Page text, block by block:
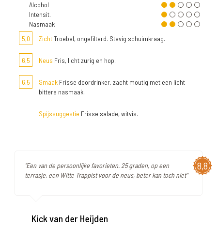
Alcohol
Intensit.
Nasmaak
5,0
ZichtTroebel, ongefilterd. Stevig schuimkraag.
6,5 Neus Fris, licht zurig en hop.
6,5 Smaak Frisse doordrinker, zacht moutig met een licht
bittere nasmaak.
Spijssuggestie Frisse salade, witvis.
8,8
"Een van de persoonlijke favorieten. 25 graden, op een
terrasje, een Witte Trappist voor de neus, beter kan toch niet"
Kick van der Heijden